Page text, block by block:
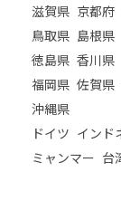
滋賀県 京都府
鳥取県 島根県
徳島県 香川県
福岡県 佐賀県
沖縄県
ドイツ インド
ミャンマー 台